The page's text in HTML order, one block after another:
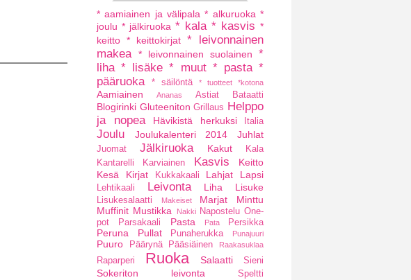
* aamiainen ja välipala * alkuruoka *
joulu * jälkiruoka * kala * kasvis *
keitto * keittokirjat * leivonnainen
makea
* leivonnainen suolainen
*
liha * lisäke * muut * pasta *
pääruoka
* säilöntä * tuotteet *kotona
Aamiainen Ananas Astiat Bataatti
Blogirinki Gluteeniton Grillaus Helppo
ja nopea
Hävikistä herkuksi Italia
Joulu Joulukalenteri 2014 Juhlat
Juomat Jälkiruoka Kakut
Kala
Kantarelli
Karviainen Kasvis
Keitto
Kesä
Kirjat Kukkakaali Lahjat Lapsi
Lehtikaali Leivonta Liha Lisuke
Lisukesalaatti Makeiset Marjat
Minttu
Muffinit Mustikka Nakki Napostelu One-
pot
Parsakaali Pasta Pata Persikka
Peruna Pullat Punaherukka Punajuuri
Puuro Päärynä Pääsiäinen Raakasuklaa
Raparperi Ruoka Salaatti Sieni
Sokeriton leivonta
Speltti